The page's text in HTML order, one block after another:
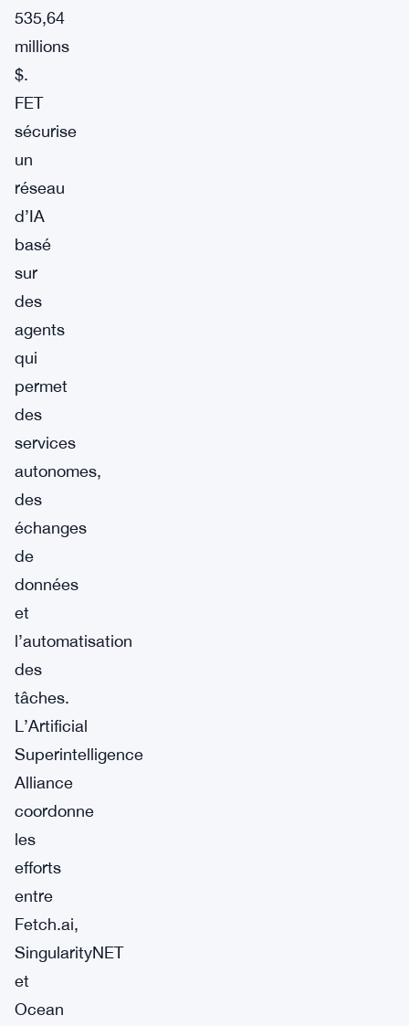
535,64
millions
$.
FET
sécurise
un
réseau
d’IA
basé
sur
des
agents
qui
permet
des
services
autonomes,
des
échanges
de
données
et
l’automatisation
des
tâches.
L’Artificial
Superintelligence
Alliance
coordonne
les
efforts
entre
Fetch.ai,
SingularityNET
et
Ocean